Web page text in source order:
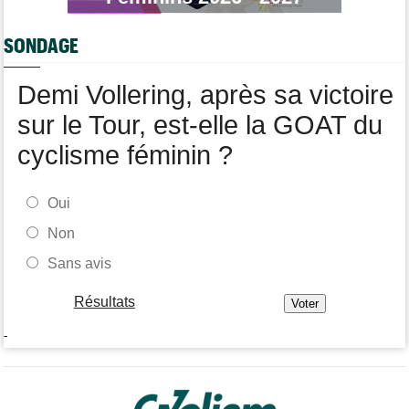
2029 !
Tour de France Femmes
11:24
Tour d'Espagne
La Soudal Quick-Step a perdu un de ses leaders pour La Vuelta
SONDAGE
Demi Vollering, après sa victoire
sur le Tour, est-elle la GOAT du
cyclisme féminin ?
Oui
Non
Sans avis
Résultats
-